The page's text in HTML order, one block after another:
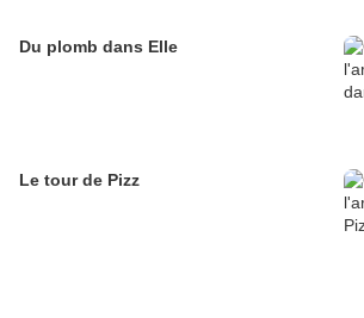
Du plomb dans Elle
Le tour de Pizz